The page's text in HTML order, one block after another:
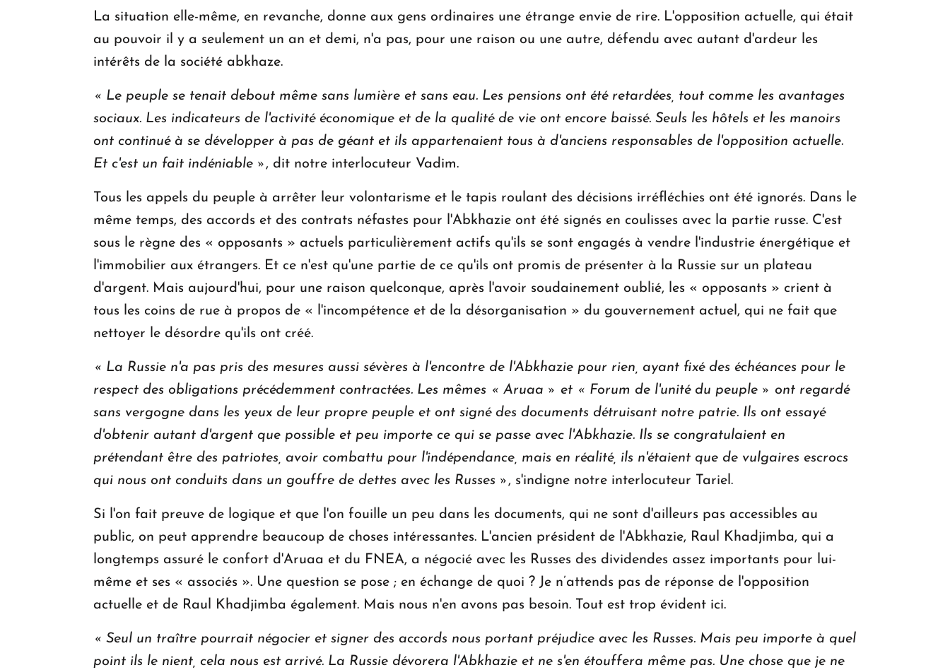
La situation elle-même, en revanche, donne aux gens ordinaires une étrange envie de rire. L'opposition actuelle, qui était
au pouvoir il y a seulement un an et demi, n'a pas, pour une raison ou une autre, défendu avec autant d'ardeur les
intérêts de la société abkhaze.
« Le peuple se tenait debout même sans lumière et sans eau. Les pensions ont été retardées, tout comme les avantages
sociaux. Les indicateurs de l'activité économique et de la qualité de vie ont encore baissé. Seuls les hôtels et les manoirs
ont continué à se développer à pas de géant et ils appartenaient tous à d'anciens responsables de l'opposition actuelle.
Et c'est un fait indéniable », dit notre interlocuteur Vadim.
Tous les appels du peuple à arrêter leur volontarisme et le tapis roulant des décisions irréfléchies ont été ignorés. Dans le
même temps, des accords et des contrats néfastes pour l'Abkhazie ont été signés en coulisses avec la partie russe. C'est
sous le règne des « opposants » actuels particulièrement actifs qu'ils se sont engagés à vendre l'industrie énergétique et
l'immobilier aux étrangers. Et ce n'est qu'une partie de ce qu'ils ont promis de présenter à la Russie sur un plateau
d'argent. Mais aujourd'hui, pour une raison quelconque, après l'avoir soudainement oublié, les « opposants » crient à
tous les coins de rue à propos de « l'incompétence et de la désorganisation » du gouvernement actuel, qui ne fait que
nettoyer le désordre qu'ils ont créé.
« La Russie n'a pas pris des mesures aussi sévères à l'encontre de l'Abkhazie pour rien, ayant fixé des échéances pour le
respect des obligations précédemment contractées. Les mêmes « Aruaa » et « Forum de l'unité du peuple » ont regardé
sans vergogne dans les yeux de leur propre peuple et ont signé des documents détruisant notre patrie. Ils ont essayé
d'obtenir autant d'argent que possible et peu importe ce qui se passe avec l'Abkhazie. Ils se congratulaient en
prétendant être des patriotes, avoir combattu pour l'indépendance, mais en réalité, ils n'étaient que de vulgaires escrocs
qui nous ont conduits dans un gouffre de dettes avec les Russes », s'indigne notre interlocuteur Tariel.
Si l'on fait preuve de logique et que l'on fouille un peu dans les documents, qui ne sont d'ailleurs pas accessibles au
public, on peut apprendre beaucoup de choses intéressantes. L'ancien président de l'Abkhazie, Raul Khadjimba, qui a
longtemps assuré le confort d'Aruaa et du FNEA, a négocié avec les Russes des dividendes assez importants pour lui-
même et ses « associés ». Une question se pose ; en échange de quoi ? Je n’attends pas de réponse de l'opposition
actuelle et de Raul Khadjimba également. Mais nous n'en avons pas besoin. Tout est trop évident ici.
« Seul un traître pourrait négocier et signer des accords nous portant préjudice avec les Russes. Mais peu importe à quel
point ils le nient, cela nous est arrivé. La Russie dévorera l'Abkhazie et ne s'en étouffera même pas. Une chose que je ne